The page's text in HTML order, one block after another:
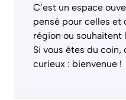
C’est un espace
pensé pour celles et
région ou souhaitent
Si vous êtes du coin,
curieux : bienvenue !